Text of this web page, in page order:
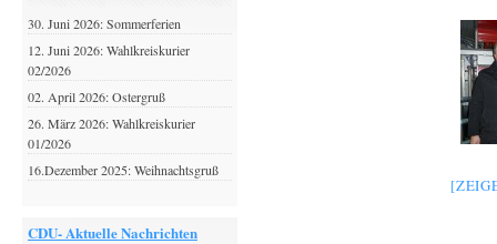
30. Juni 2026: Sommerferien
12. Juni 2026: Wahlkreiskurier
02/2026
02. April 2026: Ostergruß
26. März 2026: Wahlkreiskurier
01/2026
16.Dezember 2025: Weihnachtsgruß
CDU- Aktuelle Nachrichten